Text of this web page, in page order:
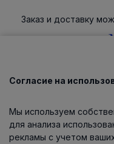
Заказ и доставку
Каталог
О компании
Согласие на
Мы используем
для анализа
рекламы с учетом